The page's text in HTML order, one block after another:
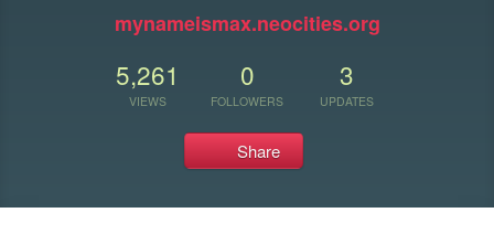
mynameismax.neocities.org
5,261
VIEWS
0
FOLLOWERS
3
UPDATES
Share